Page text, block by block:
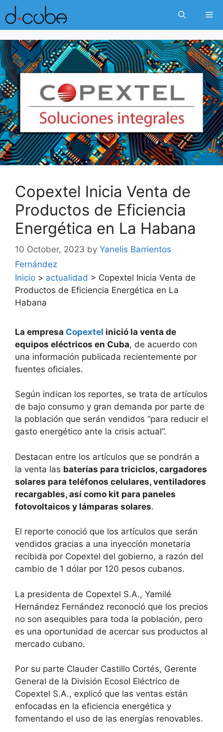
Skip
to
content
Copextel Inicia Venta de
Productos de Eficiencia
Energética en La Habana
10 October, 2023 by Yanelis Barrientos
Fernández
Inicio > actualidad > Copextel Inicia Venta de
Productos de Eficiencia Energética en La
Habana
La empresa Copextel inició la venta de
equipos eléctricos en Cuba, de acuerdo con
una información publicada recientemente por
fuentes oficiales.
Según indican los reportes, se trata de artículos
de bajo consumo y gran demanda por parte de
la población que serán vendidos “para reducir el
gasto energético ante la crisis actual”.
Destacan entre los artículos que se pondrán a
la venta las baterías para triciclos, cargadores
solares para teléfonos celulares, ventiladores
recargables, así como kit para paneles
fotovoltaicos y lámparas solares.
El reporte conoció que los artículos que serán
vendidos gracias a una inyección monetaria
recibida por Copextel del gobierno, a razón del
cambio de 1 dólar por 120 pesos cubanos.
La presidenta de Copextel S.A., Yamilé
Hernández Fernández reconoció que los precios
no son asequibles para toda la población, pero
es una oportunidad de acercar sus productos al
mercado cubano.
Por su parte Clauder Castillo Cortés, Gerente
General de la División Ecosol Eléctrico de
Copextel S.A., explicó que las ventas están
enfocadas en la eficiencia energética y
fomentando el uso de las energías renovables.